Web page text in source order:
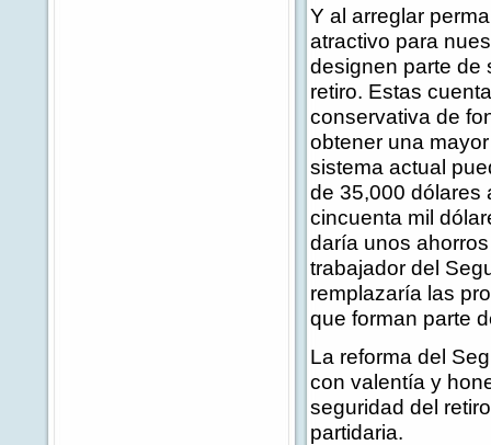
Y al arreglar
atractivo para
designen parte de
retiro. Estas
conservativa de
obtener una
sistema actual
de 35,000 dólares
cincuenta mil
daría unos
trabajador del
remplazaría las
que forman parte
La reforma del
con valentía y
seguridad del
partidaria.